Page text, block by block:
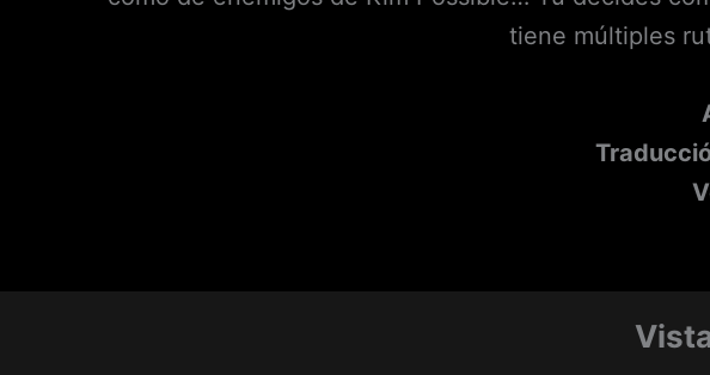
tiene múltiples